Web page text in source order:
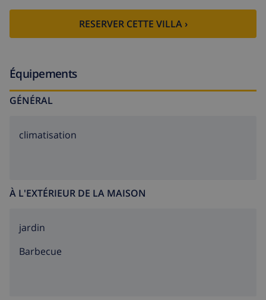
RESERVER CETTE VILLA ›
Équipements
GÉNÉRAL
climatisation
À L'EXTÉRIEUR DE LA MAISON
jardin
barbecue